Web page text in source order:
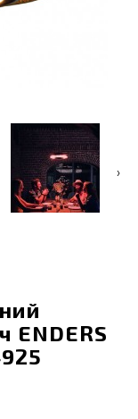
›
ENDERS